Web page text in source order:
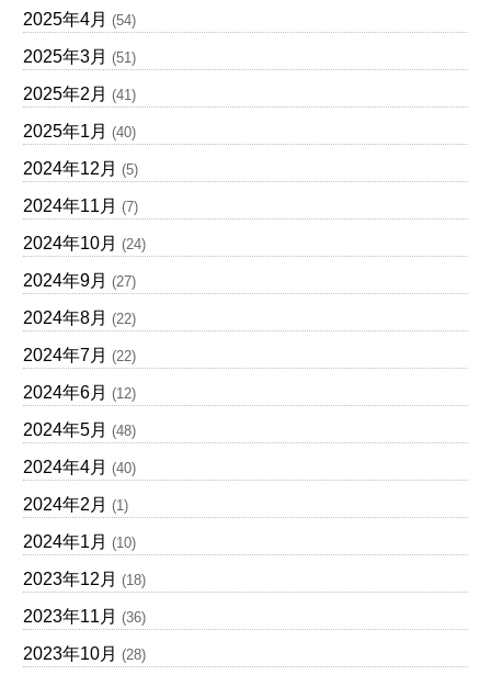
2025年4月 (54)
2025年3月 (51)
2025年2月 (41)
2025年1月 (40)
2024年12月 (5)
2024年11月 (7)
2024年10月 (24)
2024年9月 (27)
2024年8月 (22)
2024年7月 (22)
2024年6月 (12)
2024年5月 (48)
2024年4月 (40)
2024年2月 (1)
2024年1月 (10)
2023年12月 (18)
2023年11月 (36)
2023年10月 (28)